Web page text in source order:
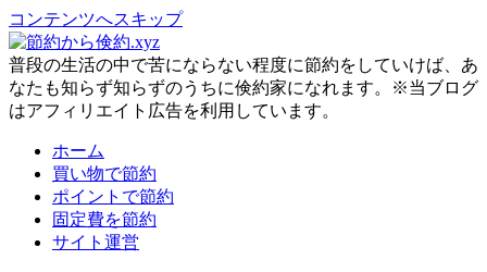
コンテンツへスキップ
普段の生活の中で苦にならない程度に節約をしていけば、あ
なたも知らず知らずのうちに倹約家になれます。※当ブログ
はアフィリエイト広告を利用しています。
ホーム
買い物で節約
ポイントで節約
固定費を節約
サイト運営